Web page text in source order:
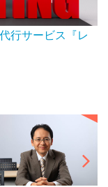
行サービス『レ